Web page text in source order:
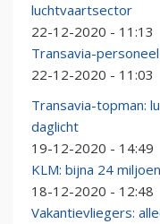
luchtvaartsector
22-12-2020 - 11:13
Transavia-
22-12-2020 - 11:03
Transavia-topman:
daglicht
19-12-2020 - 14:49
KLM: bijna 24
18-12-2020 - 12:48
Vakantievliegers: